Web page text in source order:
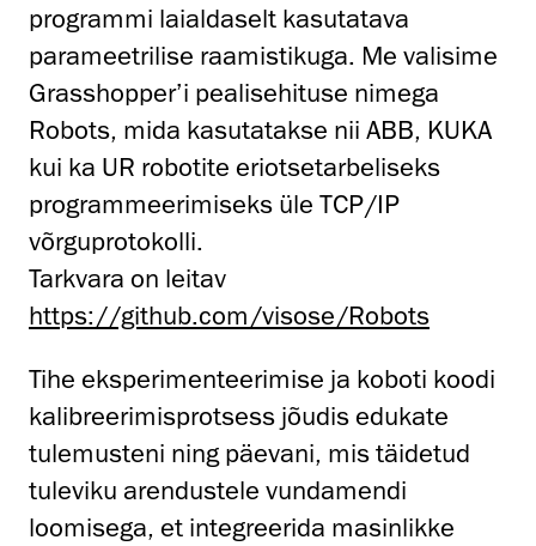
programmi laialdaselt kasutatava
parameetrilise raamistikuga. Me valisime
Grasshopper’i pealisehituse nimega
Robots, mida kasutatakse nii ABB, KUKA
kui ka UR robotite eriotsetarbeliseks
programmeerimiseks üle TCP/IP
võrguprotokolli.
Tarkvara on leitav
https://github.com/visose/Robots
Tihe eksperimenteerimise ja koboti koodi
kalibreerimisprotsess jõudis edukate
tulemusteni ning päevani, mis täidetud
tuleviku arendustele vundamendi
loomisega, et integreerida masinlikke